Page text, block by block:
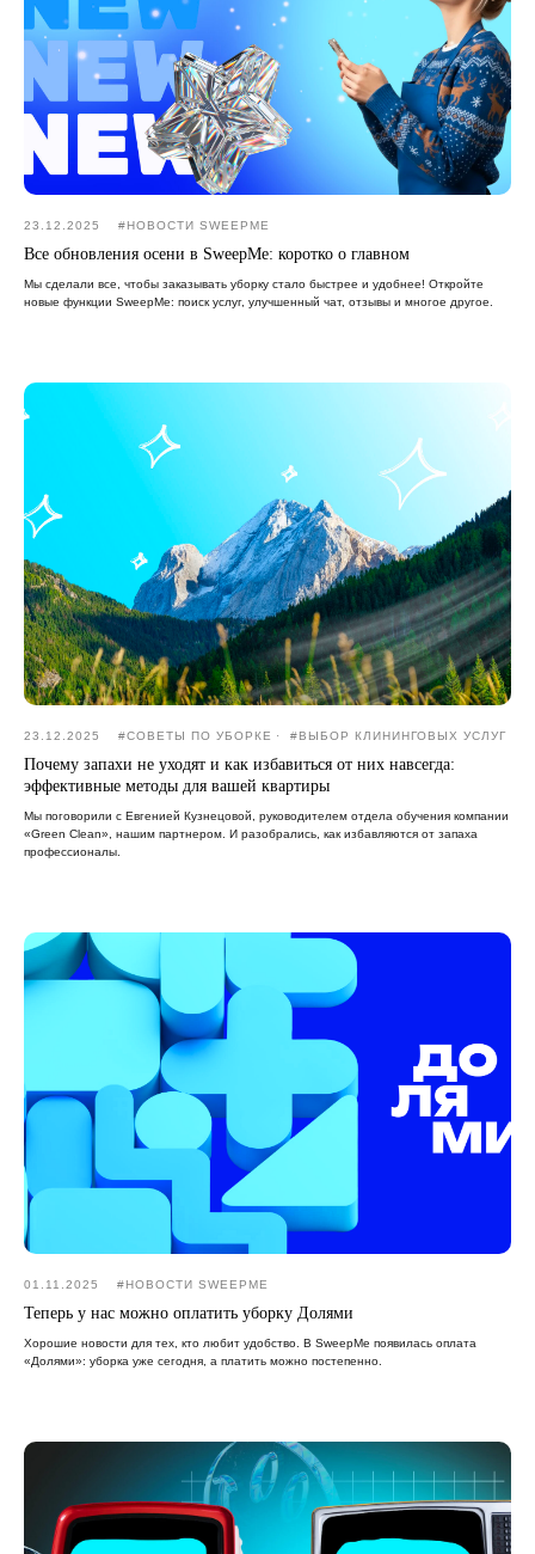
23.12.2025 #НОВОСТИ SWEEPME
Все обновления осени в SweepMe: коротко о главном
Мы сделали все, чтобы заказывать уборку стало быстрее и удобнее! Откройте
новые функции SweepMe: поиск услуг, улучшенный чат, отзывы и многое другое.
23.12.2025 #CОВЕТЫ ПО УБОРКЕ #ВЫБОР КЛИНИНГОВЫХ УСЛУГ
Почему запахи не уходят и как избавиться от них навсегда:
эффективные методы для вашей квартиры
Мы поговорили с Евгенией Кузнецовой, руководителем отдела обучения компании
«Green Clean», нашим партнером. И разобрались, как избавляются от запаха
профессионалы.
01.11.2025 #НОВОСТИ SWEEPME
Теперь у нас можно оплатить уборку Долями
Хорошие новости для тех, кто любит удобство. В SweepMe появилась оплата
«Долями»: уборка уже сегодня, а платить можно постепенно.